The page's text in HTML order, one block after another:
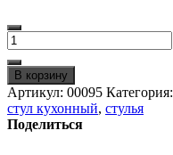
Количество
товара
Стул
МАДРИД
В корзину
Артикул: 00095 Категория:
стул кухонный, стулья
Поделиться